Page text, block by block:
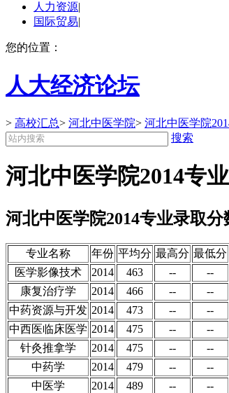
人力资源|
国际贸易|
您的位置：
人大经济论坛
> 高校汇总> 河北中医学院> 河北中医学院
搜索
河北中医学院2014专
河北中医学院2014专业录取
专业名称 年份 平均分 最高分 最低分
医学影像技术
2014 463 -- --
康复治疗学
2014 466 -- --
中药资源与开发 2014 473 -- --
中西医临床医学 2014 475 -- --
针灸推拿学
2014 475 -- --
中药学
2014 479 -- --
中医学
2014 489 -- --